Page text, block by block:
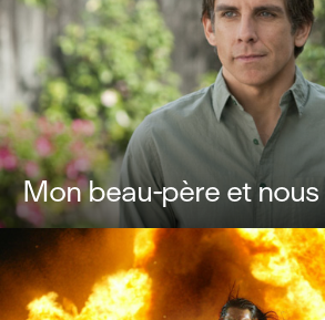
Mon beau-père et nous